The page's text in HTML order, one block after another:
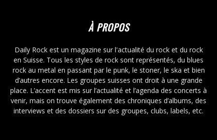
À PROPOS
Daily Rock est un magazine sur l'actualité du rock et du rock
en Suisse. Tous les styles de rock sont représentés, du blues
rock au metal en passant par le punk, le stoner, le ska et bien
d’autres encore. Les groupes suisses ont droit à une grande
place. L’accent est mis sur l’actualité et l’agenda des concerts à
venir, mais on trouve également des chroniques d’albums, des
interviews et des dossiers sur des groupes, clubs, labels, etc.